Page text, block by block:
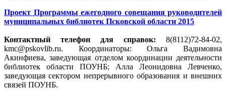
Проект Программы ежегодного совещания руководителей
муниципальных библиотек Псковской области 2015
Контактный телефон для справок: 8(8112)72-84-02,
kmc@pskovlib.ru. Координаторы: Ольга Вадимовна
Акинфиева, заведующая отделом координации деятельности
библиотек области ПОУНБ; Алла Леонидовна Левченко,
заведующая сектором непрерывного образования и внешних
связей ПОУНБ.